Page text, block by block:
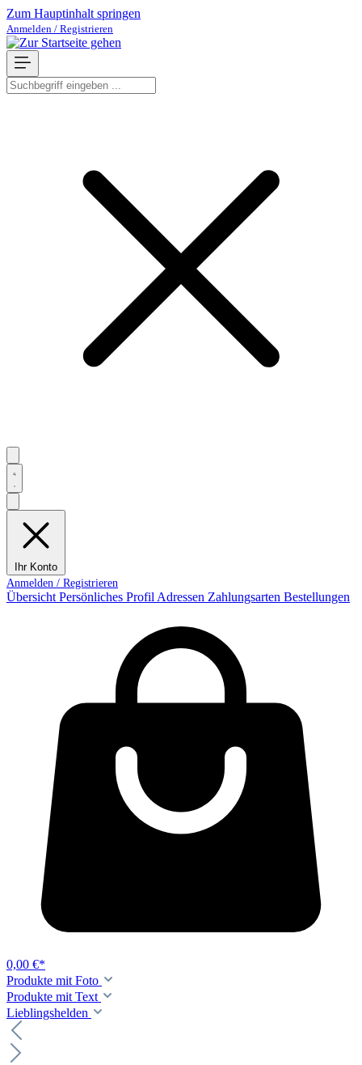
Zum Hauptinhalt springen
Ihr Konto
Übersicht Persönliches Profil Adressen Zahlungsarten Bestellungen
0,00 €*
Produkte mit Foto
Produkte mit Text
Lieblingshelden